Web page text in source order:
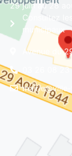
29 juin au 28
Consultez
municipaux
Avenue du
03 26 08
mairie@ville-